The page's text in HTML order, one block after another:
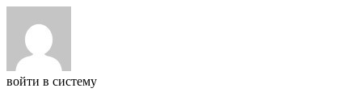
войти в систему